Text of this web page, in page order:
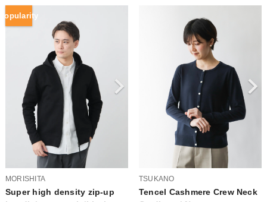
MORISHITA
Super high density zip-up
TSUKANO
Tencel Cashmere Crew Neck